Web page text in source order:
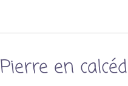
Pierre en